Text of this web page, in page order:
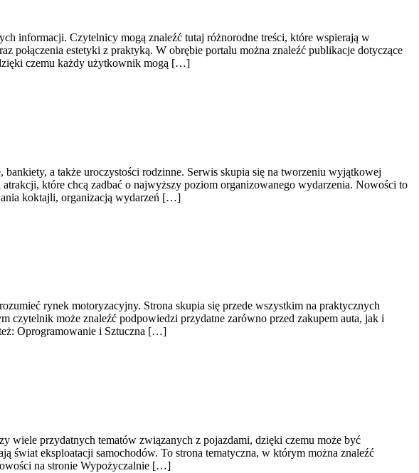
informacji. Czytelnicy mogą znaleźć tutaj różnorodne treści, które wspierają w
połączenia estetyki z praktyką. W obrębie portalu można znaleźć publikacje dotyczące
czemu każdy użytkownik mogą […]
a także uroczystości rodzinne. Serwis skupia się na tworzeniu wyjątkowej
które chcą zadbać o najwyższy poziom organizowanego wydarzenia. Nowości to
koktajli, organizacją wydarzeń […]
rynek motoryzacyjny. Strona skupia się przede wszystkim na praktycznych
czytelnik może znaleźć podpowiedzi przydatne zarówno przed zakupem auta, jak i
Oprogramowanie i Sztuczna […]
wiele przydatnych tematów związanych z pojazdami, dzięki czemu może być
świat eksploatacji samochodów. To strona tematyczna, w którym można znaleźć
na stronie Wypożyczalnie […]